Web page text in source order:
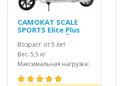
САМОКАТ SCALE
SPORTS Elite Plus
(ss-04) БЕЛЫЙ
Возраст: от 5 лет
Вес: 5,5 кг
Максимальная нагрузка:
до 100 кг